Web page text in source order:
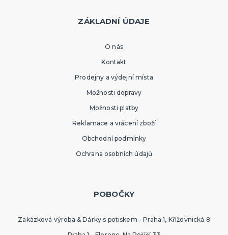
ZÁKLADNÍ ÚDAJE
O nás
Kontakt
Prodejny a výdejní místa
Možnosti dopravy
Možnosti platby
Reklamace a vrácení zboží
Obchodní podmínky
Ochrana osobních údajů
POBOČKY
Zakázková výroba & Dárky s potiskem - Praha 1, Křížovnická 8